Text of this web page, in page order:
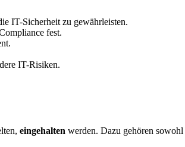
IT-Sicherheit zu gewährleisten.
fest.
IT-Risiken.
eingehalten werden. Dazu gehören sowohl